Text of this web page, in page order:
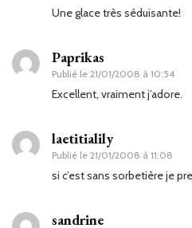
Une glace très séduisante!
Paprikas
Publié le 21/01/2008 à 10:54
Excellent, vraiment j’adore.
laetitialily
Publié le 21/01/2008 à 11:08
si c’est sans sorbetière je
sandrine